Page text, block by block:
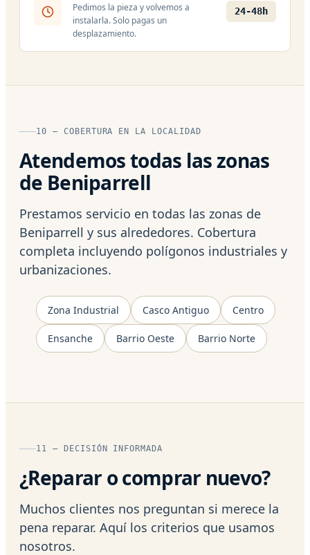
Pedimos la pieza y volvemos a
instalarla. Solo pagas un
desplazamiento.
24-48h
10 — COBERTURA EN LA LOCALIDAD
Atendemos todas las zonas
de Beniparrell
Prestamos servicio en todas las zonas de
Beniparrell y sus alrededores. Cobertura
completa incluyendo polígonos industriales y
urbanizaciones.
Zona Industrial Casco Antiguo Centro
Ensanche Barrio Oeste Barrio Norte
11 — DECISIÓN INFORMADA
¿Reparar o comprar nuevo?
Muchos clientes nos preguntan si merece la
pena reparar. Aquí los criterios que usamos
nosotros.